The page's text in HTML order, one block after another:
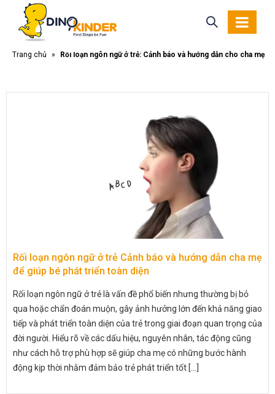
Trang chủ » Rối loạn ngôn ngữ ở trẻ: Cảnh báo và hướng dẫn cho cha mẹ
Rối loạn ngôn ngữ ở trẻ Cảnh báo và hướng dẫn cha mẹ
để giúp bé phát triển toàn diện
Rối loạn ngôn ngữ ở trẻ là vấn đề phổ biến nhưng thường bị bỏ
qua hoặc chẩn đoán muộn, gây ảnh hưởng lớn đến khả năng giao
tiếp và phát triển toàn diện của trẻ trong giai đoạn quan trọng của
đời người. Hiểu rõ về các dấu hiệu, nguyên nhân, tác động cũng
như cách hỗ trợ phù hợp sẽ giúp cha mẹ có những bước hành
động kịp thời nhằm đảm bảo trẻ phát triển tốt [...]